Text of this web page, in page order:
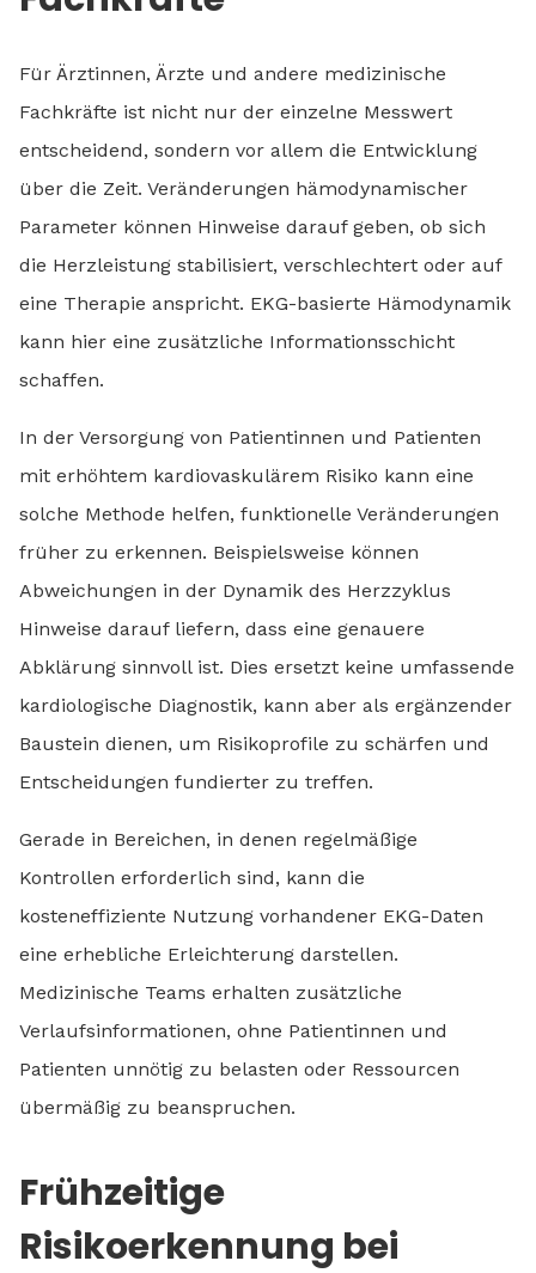
Für Ärztinnen, Ärzte und andere medizinische
Fachkräfte ist nicht nur der einzelne Messwert
entscheidend, sondern vor allem die Entwicklung
über die Zeit. Veränderungen hämodynamischer
Parameter können Hinweise darauf geben, ob sich
die Herzleistung stabilisiert, verschlechtert oder auf
eine Therapie anspricht. EKG-basierte Hämodynamik
kann hier eine zusätzliche Informationsschicht
schaffen.
In der Versorgung von Patientinnen und Patienten
mit erhöhtem kardiovaskulärem Risiko kann eine
solche Methode helfen, funktionelle Veränderungen
früher zu erkennen. Beispielsweise können
Abweichungen in der Dynamik des Herzzyklus
Hinweise darauf liefern, dass eine genauere
Abklärung sinnvoll ist. Dies ersetzt keine umfassende
kardiologische Diagnostik, kann aber als ergänzender
Baustein dienen, um Risikoprofile zu schärfen und
Entscheidungen fundierter zu treffen.
Gerade in Bereichen, in denen regelmäßige
Kontrollen erforderlich sind, kann die
kosteneffiziente Nutzung vorhandener EKG-Daten
eine erhebliche Erleichterung darstellen.
Medizinische Teams erhalten zusätzliche
Verlaufsinformationen, ohne Patientinnen und
Patienten unnötig zu belasten oder Ressourcen
übermäßig zu beanspruchen.
Frühzeitige
Risikoerkennung bei